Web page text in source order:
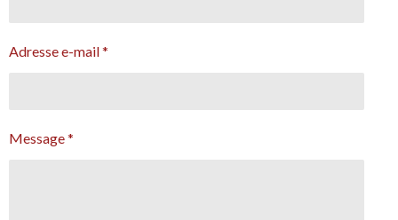
Adresse e-mail *
Message *